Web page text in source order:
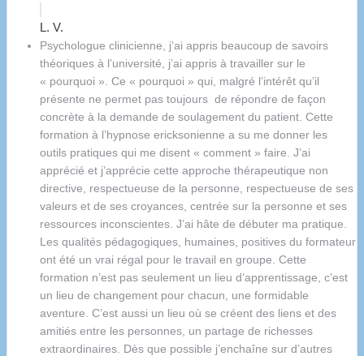
L. V.
Psychologue clinicienne, j’ai appris beaucoup de savoirs
théoriques à l’université, j’ai appris à travailler sur le
« pourquoi ». Ce « pourquoi » qui, malgré l’intérêt qu’il
présente ne permet pas toujours de répondre de façon
concrète à la demande de soulagement du patient. Cette
formation à l’hypnose ericksonienne a su me donner les
outils pratiques qui me disent « comment » faire. J’ai
apprécié et j’apprécie cette approche thérapeutique non
directive, respectueuse de la personne, respectueuse de ses
valeurs et de ses croyances, centrée sur la personne et ses
ressources inconscientes. J’ai hâte de débuter ma pratique.
Les qualités pédagogiques, humaines, positives du formateur
ont été un vrai régal pour le travail en groupe. Cette
formation n’est pas seulement un lieu d’apprentissage, c’est
un lieu de changement pour chacun, une formidable
aventure. C’est aussi un lieu où se créent des liens et des
amitiés entre les personnes, un partage de richesses
extraordinaires. Dès que possible j’enchaîne sur d’autres